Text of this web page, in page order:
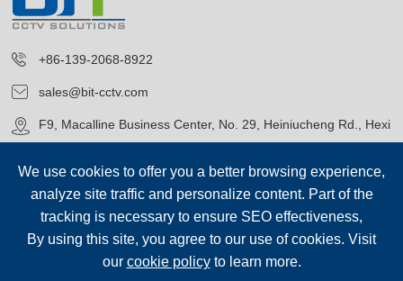
+86-139-2068-8922
sales@bit-cctv.com
F9, Macalline Business Center, No. 29, Heiniucheng Rd., Hexi
Upphovsrätt©Blue Icon (Tianjin) Technology Co., Ltd.
We use cookies to offer you a better browsing experience,
analyze site traffic and personalize content. Part of the
tracking is necessary to ensure SEO effectiveness,
By using this site, you agree to our use of cookies. Visit
our cookie policyto learn more.